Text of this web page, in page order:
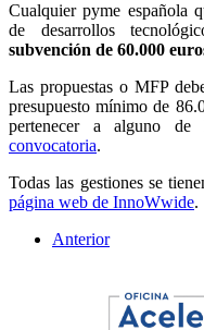
Cualquier pyme española
de desarrollos
subvención de 60.000
Las propuestas o MFP
presupuesto mínimo de
pertenecer a alguno
convocatoria.
Todas las gestiones se
página web de InnoWwide.
Anterior